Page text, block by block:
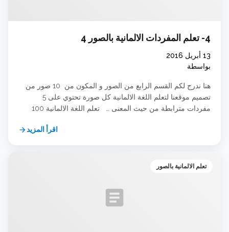
4- تعلم المفردات الالمانية بالصور 4
13 أبريل 2016
بواسطة
هنا ندرج لكم القسم الرابع من الصور و المكون من 10 صور من
تصميم موقعنا لتعلم اللغة الالمانية كل صورة تحتوي على 5
مفردات مترابطة من حيث المعنى … تعلم اللغة الالمانية 100
اقرأ المزيدarrow_forward
article
تعلم الالمانية بالصور